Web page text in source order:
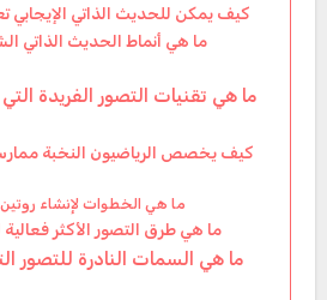
كيف يمكن للحديث الذاتي الإيجابي
ما هي أنماط الحديث الذاتي
ما هي تقنيات التصور الفريدة
كيف يخصص الرياضيون النخبة
ما هي الخطوات لإنشاء
ما هي طرق التصور الأكثر
ما هي السمات النادرة للتصور